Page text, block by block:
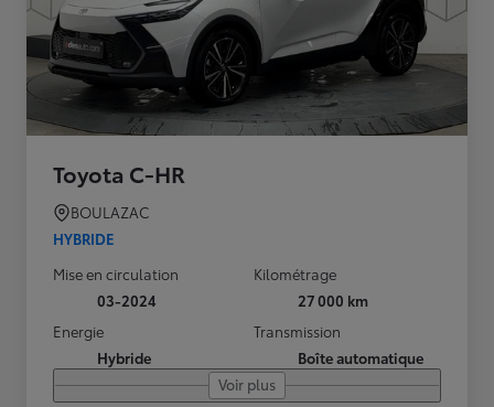
Toyota C-HR
BOULAZAC
HYBRIDE
Mise en circulation
03-2024
Kilométrage
27 000 km
Energie
Hybride
Transmission
Boîte automatique
Voir plus